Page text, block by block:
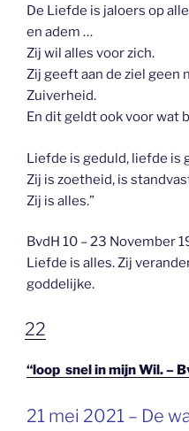
De Liefde is jaloers op
en adem …
Zij wil alles voor zich.
Zij geeft aan de ziel geen
Zuiverheid.
En dit geldt ook voor wat
Liefde is geduld, liefde is
Zij is zoetheid, is
Zij is alles.”
BvdH 10 – 23 November
Liefde is alles. Zij
goddelijke.
GEPLAATST
OP
22
“loop snel in mijn Wil. –
GEPLAATST
OP
21 mei 2021 – De